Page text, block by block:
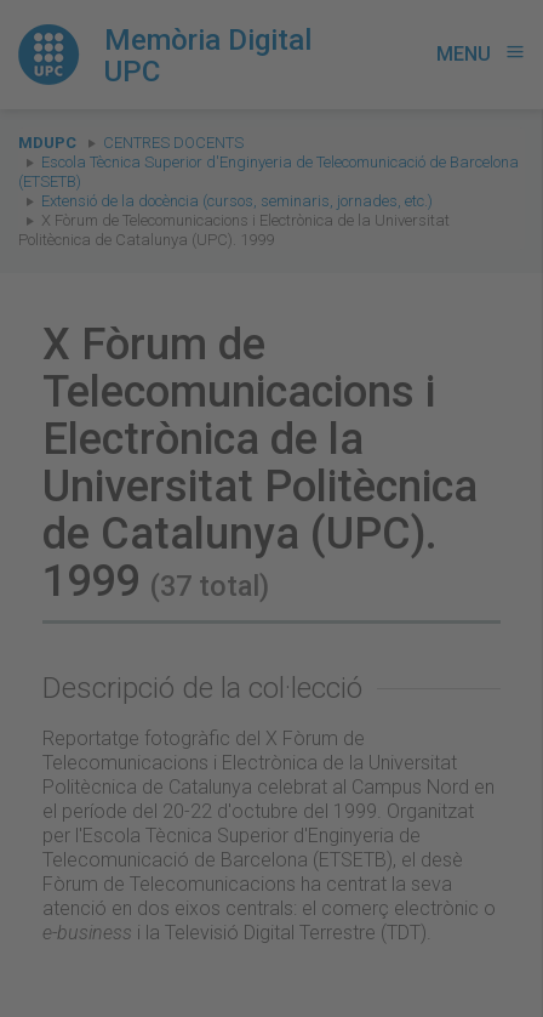
Memòria Digital
UPC
MENU menu
You
are
here:
MDUPC
CENTRES DOCENTS
Escola Tècnica Superior d'Enginyeria de Telecomunicació de Barcelona
(ETSETB)
Extensió de la docència (cursos, seminaris, jornades, etc.)
X Fòrum de Telecomunicacions i Electrònica de la Universitat
Politècnica de Catalunya (UPC). 1999
X Fòrum de
Telecomunicacions i
Electrònica de la
Universitat Politècnica
de Catalunya (UPC).
1999 (37 total)
Descripció de la col·lecció
Reportatge fotogràfic del X Fòrum de
Telecomunicacions i Electrònica de la Universitat
Politècnica de Catalunya celebrat al Campus Nord en
el període del 20-22 d'octubre del 1999. Organitzat
per l'Escola Tècnica Superior d'Enginyeria de
Telecomunicació de Barcelona (ETSETB), el desè
Fòrum de Telecomunicacions ha centrat la seva
atenció en dos eixos centrals: el comerç electrònic o
e-business i la Televisió Digital Terrestre (TDT).